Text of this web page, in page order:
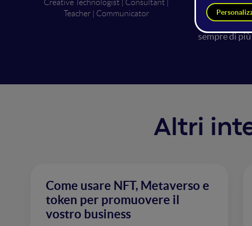
Creative Technologist | Consultant |
Teacher | Communicator
commercio
con la
sempre di
Altri
Come usare NFT, Metaverso e
token per promuovere il
vostro business